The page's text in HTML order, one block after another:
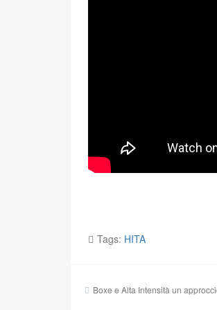
Tags: HITA
Navigazione
Boxe e Alta Intensità un